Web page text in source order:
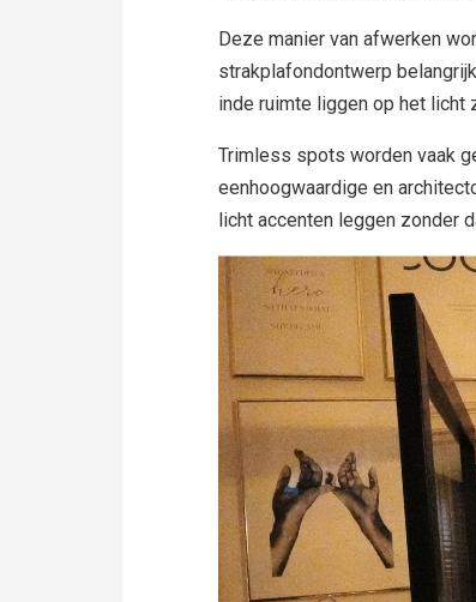
Deze manier van afwerken
strakplafondontwerp
inde ruimte liggen op het licht
Trimless spots worden vaak
eenhoogwaardige en
licht accenten leggen zonder